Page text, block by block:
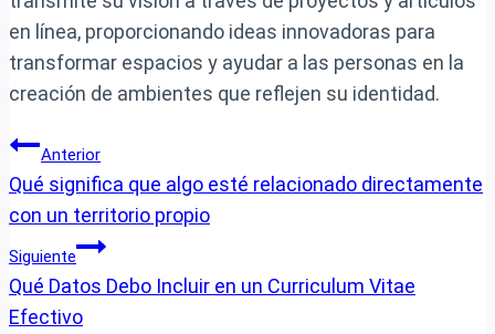
en línea, proporcionando ideas innovadoras para
transformar espacios y ayudar a las personas en la
creación de ambientes que reflejen su identidad.
Navegación
de
entradas
Anterior
Qué significa que algo esté relacionado directamente
con un territorio propio
Siguiente
Qué Datos Debo Incluir en un Curriculum Vitae
Efectivo